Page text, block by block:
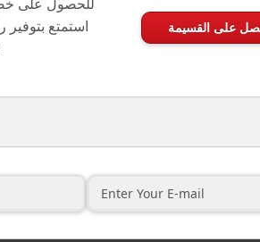
استمتع
على القسيمة